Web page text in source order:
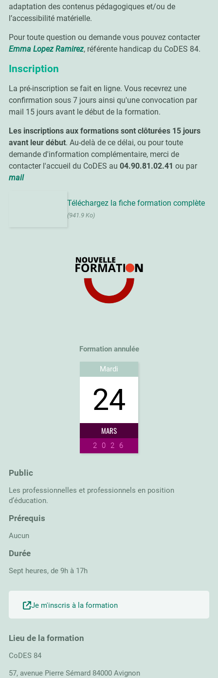
adaptation des contenus pédagogiques et/ou de
l’accessibilité matérielle.
Pour toute question ou demande vous pouvez contacter
Emma Lopez Ramirez, référente handicap du CoDES 84.
Inscription
La pré-inscription se fait en ligne. Vous recevrez une
confirmation sous 7 jours ainsi qu'une convocation par
mail 15 jours avant le début de la formation.
Les inscriptions aux formations sont clôturées 15 jours
avant leur début. Au-delà de ce délai, ou pour toute
demande d'information complémentaire, merci de
contacter l'accueil du CoDES au 04.90.81.02.41 ou par
mail
Téléchargez la fiche formation complète
(941.9 Ko)
Formation annulée
Mardi
24
MARS
2026
Public
Les professionnelles et professionnels en position
d’éducation.
Prérequis
Aucun
Durée
Sept heures, de 9h à 17h
Je m'inscris à la formation
Lieu de la formation
CoDES 84
57, avenue Pierre Sémard 84000 Avignon